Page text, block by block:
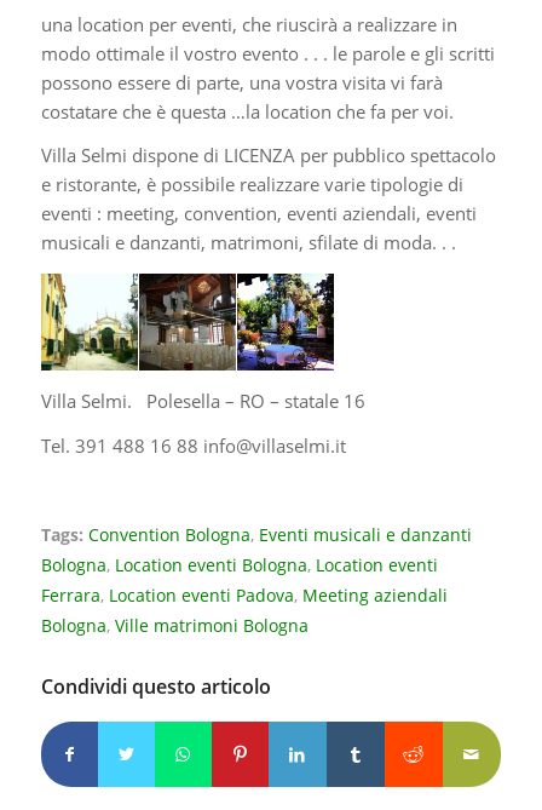
una location per eventi, che riuscirà a realizzare in
modo ottimale il vostro evento . . . le parole e gli scritti
possono essere di parte, una vostra visita vi farà
costatare che è questa …la location che fa per voi.
Villa Selmi dispone di LICENZA per pubblico spettacolo
e ristorante, è possibile realizzare varie tipologie di
eventi : meeting, convention, eventi aziendali, eventi
musicali e danzanti, matrimoni, sfilate di moda. . .
Villa Selmi. Polesella – RO – statale 16
Tel. 391 488 16 88 info@villaselmi.it
Tags: Convention Bologna, Eventi musicali e danzanti
Bologna, Location eventi Bologna, Location eventi
Ferrara, Location eventi Padova, Meeting aziendali
Bologna, Ville matrimoni Bologna
Condividi questo articolo